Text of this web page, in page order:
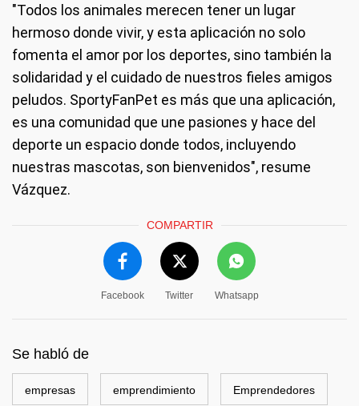
"Todos los animales merecen tener un lugar
hermoso donde vivir, y esta aplicación no solo
fomenta el amor por los deportes, sino también la
solidaridad y el cuidado de nuestros fieles amigos
peludos. SportyFanPet es más que una aplicación,
es una comunidad que une pasiones y hace del
deporte un espacio donde todos, incluyendo
nuestras mascotas, son bienvenidos", resume
Vázquez.
COMPARTIR
Facebook Twitter Whatsapp
Se habló de
empresas emprendimiento Emprendedores